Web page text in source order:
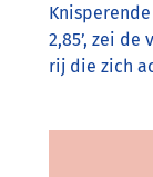
2,85’, zei
rij die zich